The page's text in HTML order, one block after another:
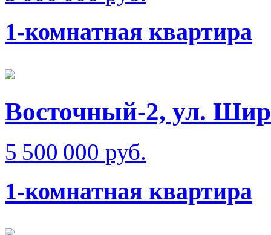
1-комнатная квартира
Восточный-2, ул.
5 500 000 руб.
1-комнатная квартира